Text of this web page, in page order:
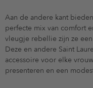
Aan de andere kant
perfecte mix van comfort
vleugje rebellie zijn ze
Deze en andere Saint
accessoire voor elke
presenteren en een